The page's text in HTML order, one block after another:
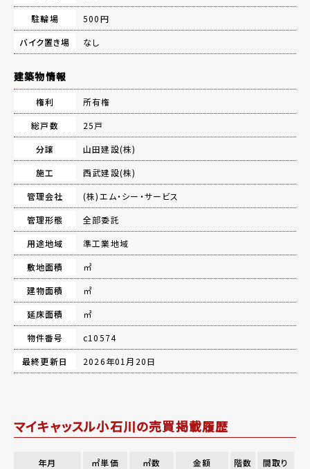
駐輪場
500円
バイク置き場
なし
建築物情報
権利
所有権
総戸数
25戸
分譲
山田建設(株)
施工
西武建設(株)
管理会社
(株)エム・シー・サービス
管理形態
全部委託
用途地域
準工業地域
敷地面積
㎡
建物面積
㎡
延床面積
㎡
物件番号
c10574
最終更新日
2026年01月20日
マイキャッスル小石川の売買掲載履歴
年月 ㎡単価 ㎡数 金額 階数
間取り